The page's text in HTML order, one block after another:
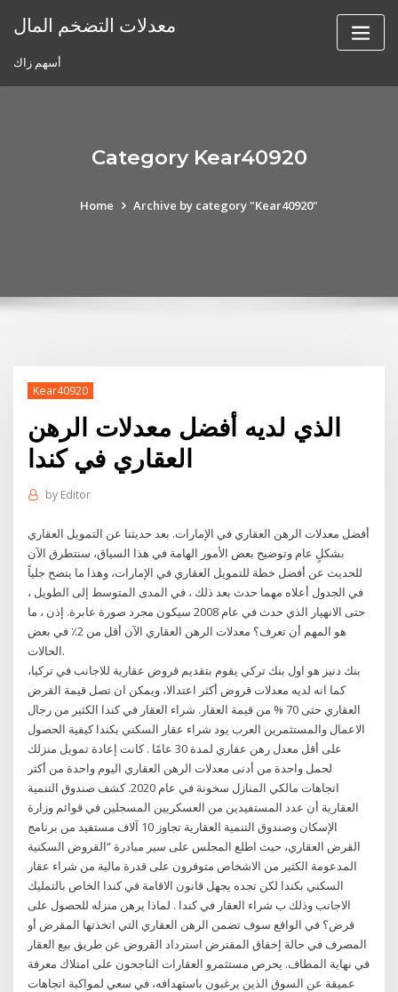
معدلات التضخم المال
أسهم زاك
Category Kear40920
Home Archive by category "Kear40920"
Kear40920
الذي لديه أفضل معدلات الرهن
العقاري في كندا
by Editor
أفضل معدلات الرهن العقاري في الإمارات. بعد حديثنا عن التمويل العقاري
بشكلٍ عام وتوضيح بعض الأمور الهامة في هذا السياق، سنتطرق الآن
للحديث عن أفضل خطة للتمويل العقاري في الإمارات، وهذا ما يتضح جلياً
في الجدول أعلاه مهما حدث بعد ذلك ، في المدى المتوسط إلى الطويل ،
حتى الانهيار الذي حدث في عام 2008 سيكون مجرد صورة عابرة. إذن ، ما
هو المهم أن تعرف؟ معدلات الرهن العقاري الآن أقل من 2٪ في بعض
الحالات.
بنك دنيز هو اول بنك تركي يقوم بتقديم قروض عقارية للاجانب في تركيا،
كما انه لديه معدلات قروض أكثر اعتدالا، ويمكن ان تصل قيمة القرض
العقاري حتى 70 % من قيمة العقار. شراء العقار في كندا الكثير من رجال
الاعمال والمستثمرين العرب يود شراء عقار السكني بكندا كيفية الحصول
على أقل معدل رهن عقاري لمدة 30 عامًا . كانت إعادة تمويل منزلك
لحمل واحدة من أدنى معدلات الرهن العقاري اليوم واحدة من أكثر
اتجاهات مالكي المنازل سخونة في عام 2020. كشف صندوق التنمية
العقارية أن عدد المستفيدين من العسكريين المسجلين في قوائم وزارة
الإسكان وصندوق التنمية العقارية تجاوز 10 آلاف مستفيد من برنامج
القرض العقاري، حيث اطلع المجلس على سير مبادرة “القروض السكنية
المدعومة الكثير من الاشخاص متوفرون على قدرة مالية من شراء عقار
السكني بكندا لكن تجده يجهل قانون الاقامة في كندا الخاص بالتمليك
الاجانب وذلك ب شراء العقار في كندا . لماذا يرهن منزله للحصول على
قرض؟ في الواقع سوف تضمن الرهن العقاري التي اتخذتها المقرض أو
المصرف في حالة إخفاق المقترض استرداد القروض عن طريق بيع العقار
في نهاية المطاف. يحرص مستثمرو العقارات الناجحون على امتلاك معرفة
عميقة عن السوق الذين يرغبون باستهدافه، في سعي لمواكبة اتجاهات